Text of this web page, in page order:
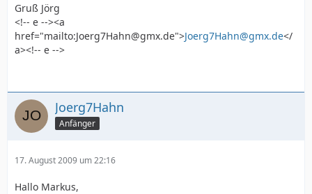
Gruß Jörg
<!-- e --><a
href="mailto:Joerg7Hahn@gmx.de">Joerg7Hahn@gmx.de</
a><!-- e -->
Joerg7Hahn
Anfänger
17. August 2009 um 22:16
Hallo Markus,